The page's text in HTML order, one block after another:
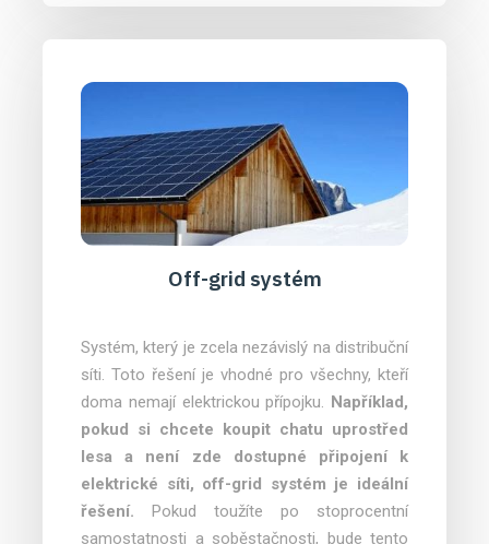
Off-grid systém
Systém, který je zcela nezávislý na distribuční
síti. Toto řešení je vhodné pro všechny, kteří
doma nemají elektrickou přípojku. Například,
pokud si chcete koupit chatu uprostřed
lesa a není zde dostupné připojení k
elektrické síti, off-grid systém je ideální
řešení. Pokud toužíte po stoprocentní
samostatnosti a soběstačnosti, bude tento